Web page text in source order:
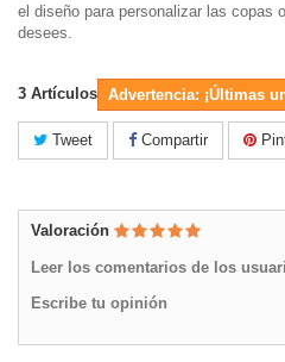
el diseño para personalizar las copas
desees.
3 Artículos Advertencia: ¡Últimas
Tweet Compartir
Valoración
Leer los comentarios de los
Escribe tu opinión